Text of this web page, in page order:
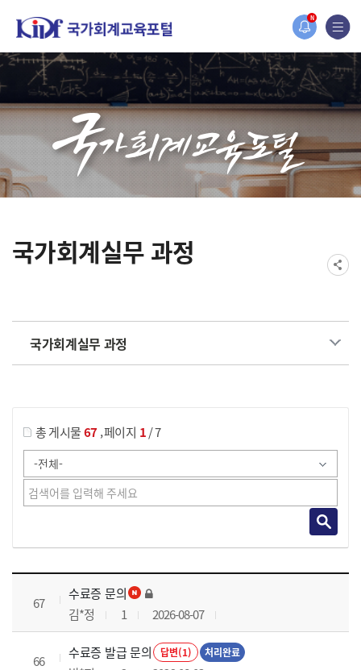
N
홈페이지가 새롭게 개편되었습니다.
한국조세재정연구원홈페이지가 새롭게 개설되었습니다.
국가회계실무 과정
국가회계실무 과정
총 게시물67,페이지 1/ 7
국가회계실무 과정 목록 으로 번호, 제목, 작성자, 조회수, 등록 일로 나열 되고 있습니다.
67
수료증 문의
김*정
1 2026-08-07
66
수료증 발급 문의 답변(1) 처리완료